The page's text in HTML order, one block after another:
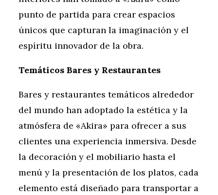
punto de partida para crear espacios
únicos que capturan la imaginación y el
espíritu innovador de la obra.
Temáticos Bares y Restaurantes
Bares y restaurantes temáticos alrededor
del mundo han adoptado la estética y la
atmósfera de «Akira» para ofrecer a sus
clientes una experiencia inmersiva. Desde
la decoración y el mobiliario hasta el
menú y la presentación de los platos, cada
elemento está diseñado para transportar a